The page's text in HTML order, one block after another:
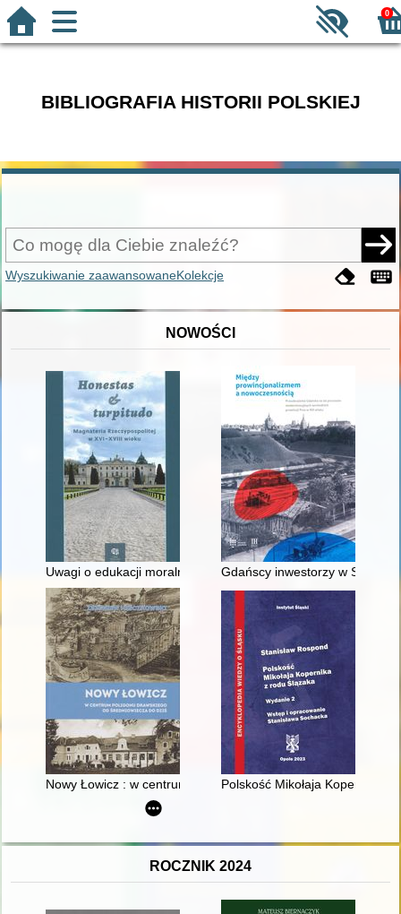
0
BIBLIOGRAFIA HISTORII POLSKIEJ
Wyszukiwanie zaawansowaneKolekcje
NOWOŚCI
Uwagi o edukacji moralnej synów szlacheckich w XVI-
Gdańscy inwestorzy w
Nowy Łowicz : w centrum poligonu drawskiego od
Polskość Mikołaja Kopernika z
ROCZNIK 2024